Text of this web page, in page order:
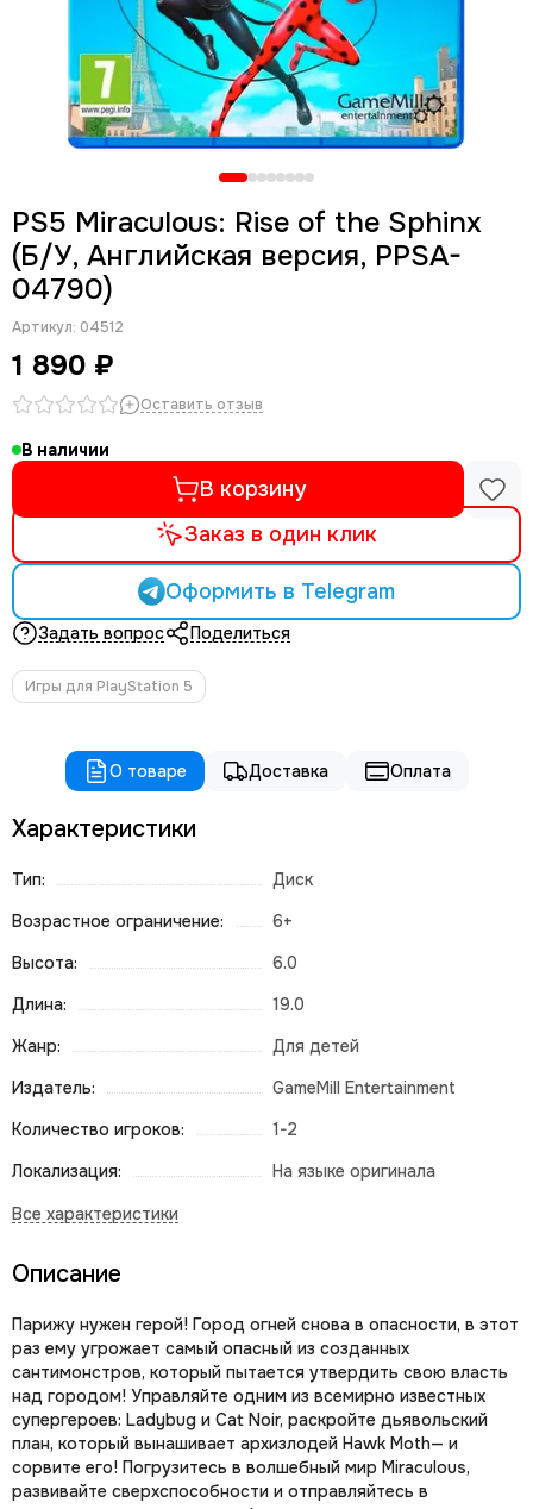
PS5 Miraculous: Rise of the Sphinx
(Б/У, Английская версия, PPSA-
04790)
Артикул: 04512
1 890 ₽
Оставить отзыв
В наличии
В корзину
Заказ в один клик
Оформить в Telegram
Задать вопрос Поделиться
Игры для PlayStation 5
О товаре Доставка Оплата
Характеристики
Тип:
Диск
Возрастное ограничение:
6+
Высота:
6.0
Длина:
19.0
Жанр:
Для детей
Издатель:
GameMill Entertainment
Количество игроков:
1-2
Локализация:
На языке оригинала
Описание
Парижу нужен герой! Город огней снова в опасности, в этот
раз ему угрожает самый опасный из созданных
сантимонстров, который пытается утвердить свою власть
над городом! Управляйте одним из всемирно известных
супергероев: Ladybug и Cat Noir, раскройте дьявольский
план, который вынашивает архизлодей Hawk Moth— и
сорвите его! Погрузитесь в волшебный мир Miraculous,
развивайте сверхспособности и отправляйтесь в